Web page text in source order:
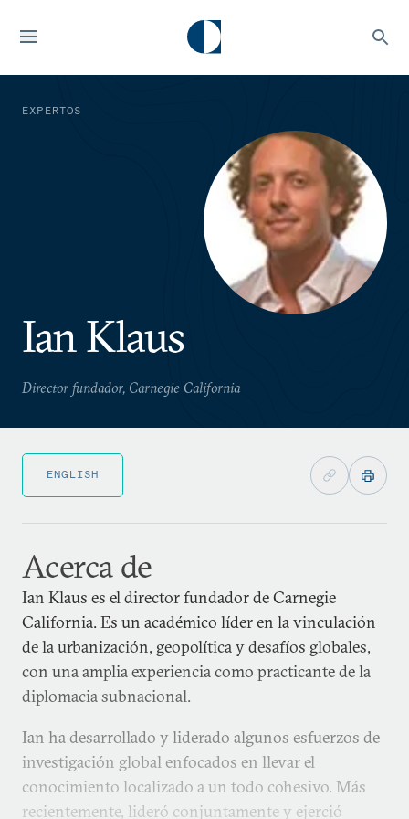
EXPERTOS
Ian Klaus
Director fundador, Carnegie California
ENGLISH
Acerca de
Ian Klaus es el director fundador de Carnegie
California. Es un académico líder en la vinculación
de la urbanización, geopolítica y desafíos globales,
con una amplia experiencia como practicante de la
diplomacia subnacional.
Ian ha desarrollado y liderado algunos esfuerzos de
investigación global enfocados en llevar el
conocimiento localizado a un todo cohesivo. Más
recientemente, lideró conjuntamente y ejerció